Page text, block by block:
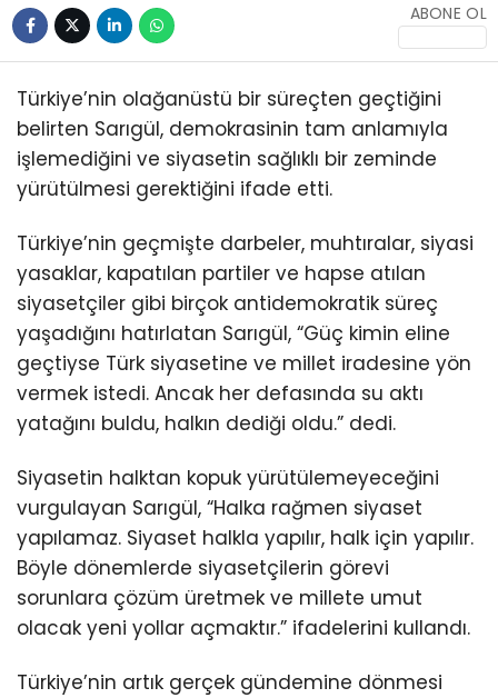
ABONE OL
Türkiye’nin olağanüstü bir süreçten geçtiğini
belirten Sarıgül, demokrasinin tam anlamıyla
işlemediğini ve siyasetin sağlıklı bir zeminde
yürütülmesi gerektiğini ifade etti.
Türkiye’nin geçmişte darbeler, muhtıralar, siyasi
yasaklar, kapatılan partiler ve hapse atılan
siyasetçiler gibi birçok antidemokratik süreç
yaşadığını hatırlatan Sarıgül, “Güç kimin eline
geçtiyse Türk siyasetine ve millet iradesine yön
vermek istedi. Ancak her defasında su aktı
yatağını buldu, halkın dediği oldu.” dedi.
Siyasetin halktan kopuk yürütülemeyeceğini
vurgulayan Sarıgül, “Halka rağmen siyaset
yapılamaz. Siyaset halkla yapılır, halk için yapılır.
Böyle dönemlerde siyasetçilerin görevi
sorunlara çözüm üretmek ve millete umut
olacak yeni yollar açmaktır.” ifadelerini kullandı.
Türkiye’nin artık gerçek gündemine dönmesi